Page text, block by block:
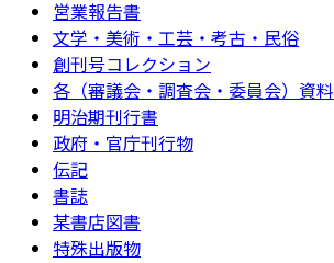
営業報告書
文学・美術・工芸・考古・民俗
創刊号コレクション
各（審議会・調査会・委員会）資料
明治期刊行書
政府・官庁刊行物
伝記
書誌
某書店図書
特殊出版物